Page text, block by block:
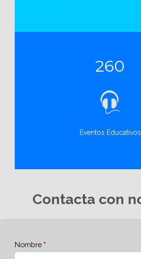
260
Eventos Educativos
Contacta con
Nombre